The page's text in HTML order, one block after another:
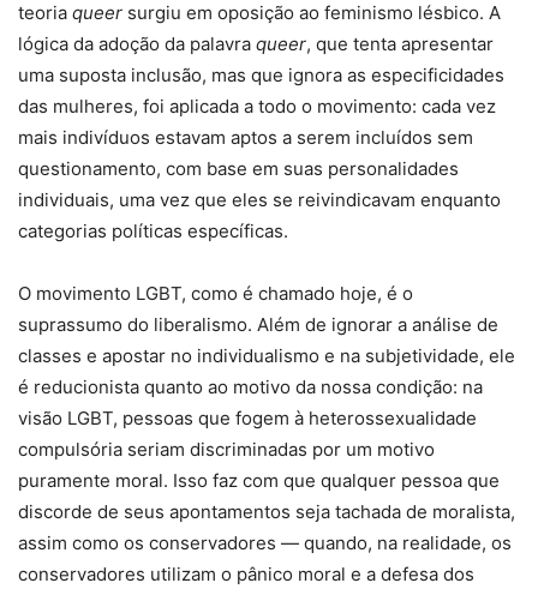
teoria queer surgiu em oposição ao feminismo lésbico. A
lógica da adoção da palavra queer, que tenta apresentar
uma suposta inclusão, mas que ignora as especificidades
das mulheres, foi aplicada a todo o movimento: cada vez
mais indivíduos estavam aptos a serem incluídos sem
questionamento, com base em suas personalidades
individuais, uma vez que eles se reivindicavam enquanto
categorias políticas específicas.
O movimento LGBT, como é chamado hoje, é o
suprassumo do liberalismo. Além de ignorar a análise de
classes e apostar no individualismo e na subjetividade, ele
é reducionista quanto ao motivo da nossa condição: na
visão LGBT, pessoas que fogem à heterossexualidade
compulsória seriam discriminadas por um motivo
puramente moral. Isso faz com que qualquer pessoa que
discorde de seus apontamentos seja tachada de moralista,
assim como os conservadores — quando, na realidade, os
conservadores utilizam o pânico moral e a defesa dos